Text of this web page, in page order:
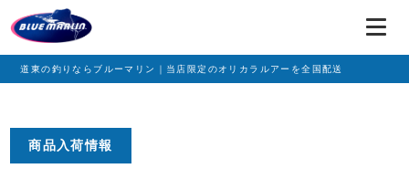
道東の釣りならブルーマリン｜当店限定のオリカラルアーを全国配送
商品入荷情報